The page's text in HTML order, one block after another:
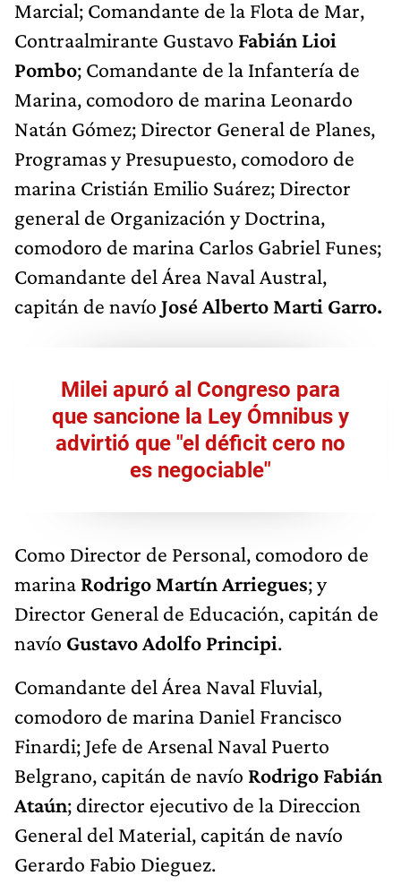
Marcial; Comandante de la Flota de Mar,
Contraalmirante Gustavo Fabián Lioi
Pombo; Comandante de la Infantería de
Marina, comodoro de marina Leonardo
Natán Gómez; Director General de Planes,
Programas y Presupuesto, comodoro de
marina Cristián Emilio Suárez; Director
general de Organización y Doctrina,
comodoro de marina Carlos Gabriel Funes;
Comandante del Área Naval Austral,
capitán de navío José Alberto Marti Garro.
Milei apuró al Congreso para
que sancione la Ley Ómnibus y
advirtió que "el déficit cero no
es negociable"
Como Director de Personal, comodoro de
marina Rodrigo Martín Arriegues; y
Director General de Educación, capitán de
navío Gustavo Adolfo Principi.
Comandante del Área Naval Fluvial,
comodoro de marina Daniel Francisco
Finardi; Jefe de Arsenal Naval Puerto
Belgrano, capitán de navío Rodrigo Fabián
Ataún; director ejecutivo de la Direccion
General del Material, capitán de navío
Gerardo Fabio Dieguez.